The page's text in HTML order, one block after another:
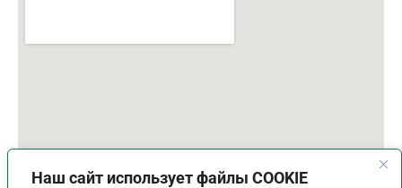
Наш сайт использует файлы COOKIE